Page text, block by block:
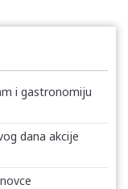
i gastronomiju
dana akcije